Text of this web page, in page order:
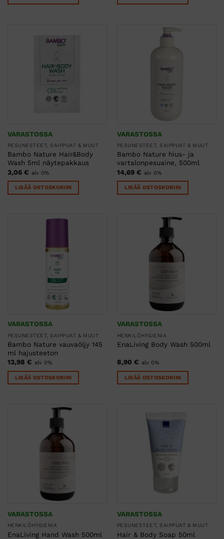
VARASTOSSA
PESUNESTEET, SAIPPUAT & MUUT
Bambo Nature Hair&Body
Wash 5ml näytepakkaus
3,06 € alv 0%
LISÄÄ OSTOSKORIIN
VARASTOSSA
PESUNESTEET, SAIPPUAT & MUUT
Bambo Nature hius- ja
vartalonpesuaine, 500ml
14,69 € alv 0%
LISÄÄ OSTOSKORIIN
VARASTOSSA
PESUNESTEET, SAIPPUAT & MUUT
Bambo Nature vauvaöljy 145
ml hajusteeton
13,98 € alv 0%
LISÄÄ OSTOSKORIIN
VARASTOSSA
HENKILÖHYGIENIA
EnaLiving Body Wash 500ml
8,90 € alv 0%
LISÄÄ OSTOSKORIIN
VARASTOSSA
HENKILÖHYGIENIA
EnaLiving Hand Wash 500ml
VARASTOSSA
PESUNESTEET, SAIPPUAT & MUUT
Hair & Body Soap 50ml